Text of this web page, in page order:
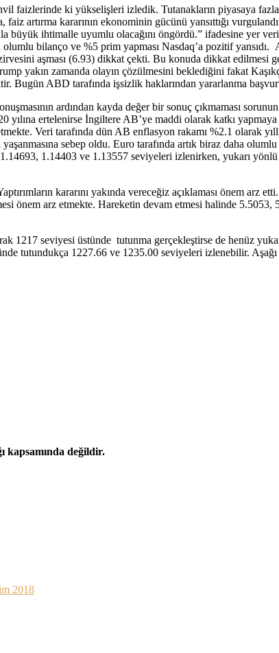
faizlerinde ki yükselişleri izledik. Tutanakların piyasaya
faiz artırma kararının ekonominin gücünü yansıttığı
büyük ihtimalle uyumlu olacağını öngördü.” ifadesine yer
bilanço ve %5 prim yapması Nasdaq’a pozitif
aşması (6.93) dikkat çekti. Bu konuda dikkat edilmesi
yakın zamanda olayın çözülmesini beklediğini fakat
Bugün ABD tarafında işsizlik haklarından yararlanma
ardından kayda değer bir sonuç çıkmaması
yılına ertelenirse İngiltere AB’ye maddi olarak katkı
Veri tarafında dün AB enflasyon rakamı %2.1 olarak
sebep oldu. Euro tarafında artık biraz daha
1.14403 ve 1.13557 seviyeleri izlenirken, yukarı
kararını yakında vereceğiz açıklaması önem arz
önem arz etmekte. Hareketin devam etmesi halinde
1217 seviyesi üstünde tutunma gerçekleştirse de henüz
tutundukça 1227.66 ve 1235.00 seviyeleri izlenebilir.
kapsamında değildir.
2018